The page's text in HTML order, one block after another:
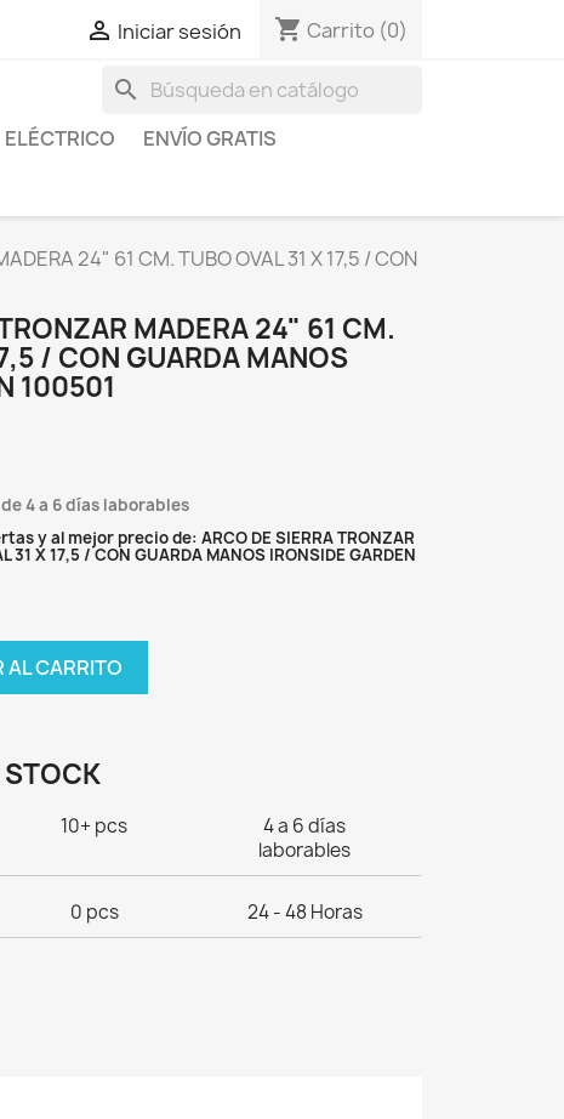
 Iniciar sesión shopping_cart Carrito (0)
search
ELÉCTRICO
ENVÍO GRATIS
24" 61 CM. TUBO OVAL 31 X 17,5 / CON
MADERA 24" 61 CM.
/ CON GUARDA MANOS
100501
4 a 6 días laborables
y al mejor precio de: ARCO DE SIERRA TRONZAR
31 X 17,5 / CON GUARDA MANOS IRONSIDE GARDEN
AL CARRITO
10+ pcs
4 a 6 días
laborables
0 pcs 24 - 48 Horas